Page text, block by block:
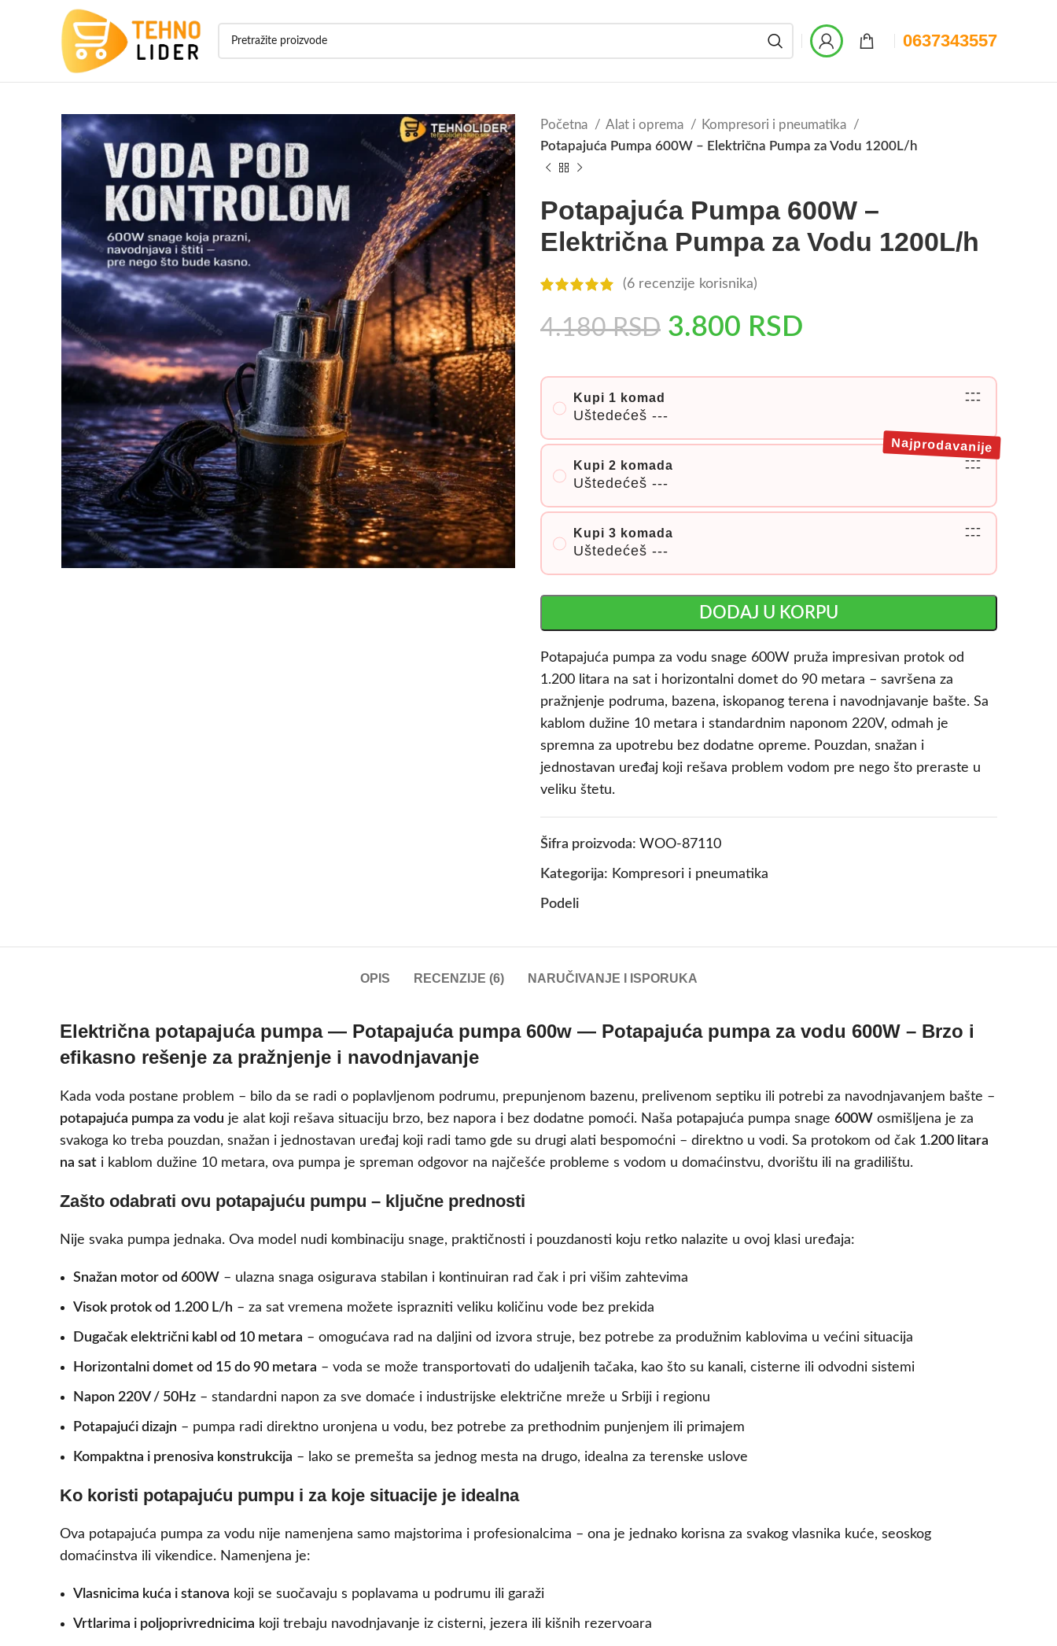
0637343557
Početna Alat i oprema
Kompresori i pneumatika
Potapajuća Pumpa 600W – Električna Pumpa za Vodu 1200L/h
Potapajuća Pumpa 600W –
Električna Pumpa za Vodu 1200L/h
(6 recenzije korisnika)
4.180RSD 3.800 RSD
Kupi 1 komad
Uštedećeš ---
---
---
Kupi 2 komada
Uštedećeš ---
---
---
Najprodavanije
Kupi 3 komada
Uštedećeš ---
---
---
DODAJ U KORPU
Potapajuća pumpa za vodu snage 600W pruža impresivan protok od
1.200 litara na sat i horizontalni domet do 90 metara – savršena za
pražnjenje podruma, bazena, iskopanog terena i navodnjavanje bašte. Sa
kablom dužine 10 metara i standardnim naponom 220V, odmah je
spremna za upotrebu bez dodatne opreme. Pouzdan, snažan i
jednostavan uređaj koji rešava problem vodom pre nego što preraste u
veliku štetu.
Šifra proizvoda: WOO-87110
Kategorija: Kompresori i pneumatika
Podeli
OPIS RECENZIJE (6) NARUČIVANJE I ISPORUKA
Električna potapajuća pumpa — Potapajuća pumpa 600w — Potapajuća pumpa za vodu 600W – Brzo i
efikasno rešenje za pražnjenje i navodnjavanje
Kada voda postane problem – bilo da se radi o poplavljenom podrumu, prepunjenom bazenu, prelivenom septiku ili potrebi za navodnjavanjem bašte –
potapajuća pumpa za vodu je alat koji rešava situaciju brzo, bez napora i bez dodatne pomoći. Naša potapajuća pumpa snage 600W osmišljena je za
svakoga ko treba pouzdan, snažan i jednostavan uređaj koji radi tamo gde su drugi alati bespomoćni – direktno u vodi. Sa protokom od čak 1.200 litara
na sat i kablom dužine 10 metara, ova pumpa je spreman odgovor na najčešće probleme s vodom u domaćinstvu, dvorištu ili na gradilištu.
Zašto odabrati ovu potapajuću pumpu – ključne prednosti
Nije svaka pumpa jednaka. Ova model nudi kombinaciju snage, praktičnosti i pouzdanosti koju retko nalazite u ovoj klasi uređaja:
Snažan motor od 600W – ulazna snaga osigurava stabilan i kontinuiran rad čak i pri višim zahtevima
Visok protok od 1.200 L/h – za sat vremena možete isprazniti veliku količinu vode bez prekida
Dugačak električni kabl od 10 metara – omogućava rad na daljini od izvora struje, bez potrebe za produžnim kablovima u većini situacija
Horizontalni domet od 15 do 90 metara – voda se može transportovati do udaljenih tačaka, kao što su kanali, cisterne ili odvodni sistemi
Napon 220V / 50Hz – standardni napon za sve domaće i industrijske električne mreže u Srbiji i regionu
Potapajući dizajn – pumpa radi direktno uronjena u vodu, bez potrebe za prethodnim punjenjem ili primajem
Kompaktna i prenosiva konstrukcija – lako se premešta sa jednog mesta na drugo, idealna za terenske uslove
Ko koristi potapajuću pumpu i za koje situacije je idealna
Ova potapajuća pumpa za vodu nije namenjena samo majstorima i profesionalcima – ona je jednako korisna za svakog vlasnika kuće, seoskog
domaćinstva ili vikendice. Namenjena je:
Vlasnicima kuća i stanova koji se suočavaju s poplavama u podrumu ili garaži
Vrtlarima i poljoprivrednicima koji trebaju navodnjavanje iz cisterni, jezera ili kišnih rezervoara